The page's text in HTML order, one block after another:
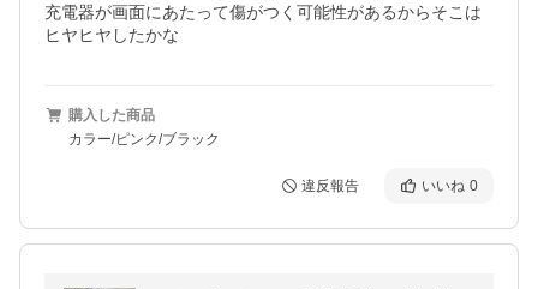
充電器が画面にあたって傷がつく可能性があるからそこは
ヒヤヒヤしたかな
購入した商品
カラー/ピンク/ブラック
違反報告 いいね 0